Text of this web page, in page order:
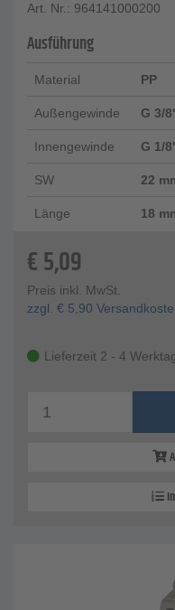
Art. Nr.: 964141000200
Ausführung
Material PP
Außengewinde G 3/
Innengewinde G 1/
SW 22
Länge 18
€5,09
Preis inkl. MwSt.
zzgl. € 5,90
Lieferzeit 2 - 4